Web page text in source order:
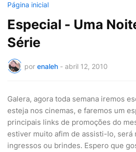
Página inicial
Especial - Uma
Série
por enaleh - abril 12, 2010
Galera, agora toda semana iremos
esteja nos cinemas, e faremos um
principais links de promoções do
estiver muito afim de assisti-lo, será
ingressos ou brindes. Espero que